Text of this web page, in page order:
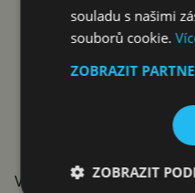
Vlastní čip Xring místo
souladu s našimi
souborů cookie.
ZOBRAZIT
ZOBRAZIT